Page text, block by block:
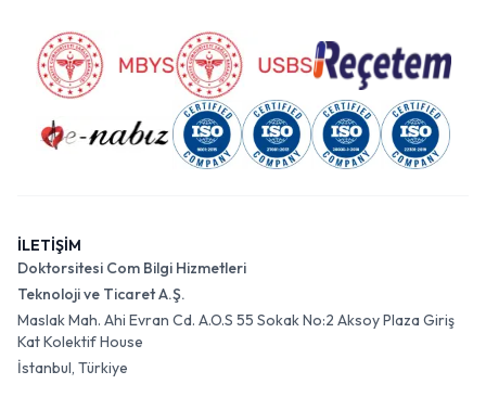
İLETİŞİM
Doktorsitesi Com Bilgi Hizmetleri
Teknoloji ve Ticaret A.Ş.
Maslak Mah. Ahi Evran Cd. A.O.S 55 Sokak No:2 Aksoy Plaza Giriş
Kat Kolektif House
İstanbul, Türkiye